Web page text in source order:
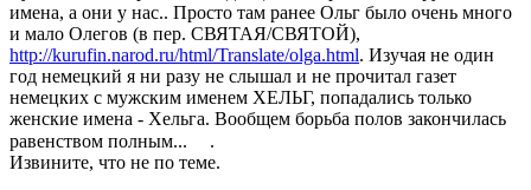
имена, а они у нас.. Просто там ранее Ольг было очень много
и мало Олегов (в пер. СВЯТАЯ/СВЯТОЙ),
http://kurufin.narod.ru/html/Translate/olga.html. Изучая не один
год немецкий я ни разу не слышал и не прочитал газет
немецких с мужским именем ХЕЛЬГ, попадались только
женские имена - Хельга. Вообщем борьба полов закончилась
равенством полным...
.
Извините, что не по теме.